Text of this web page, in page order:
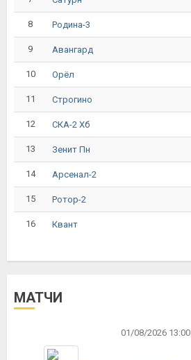
8 Родина-3
9 Авангард
10 Орёл
11 Строгино
12 СКА-2 Хб
13 Зенит Пн
14 Арсенал-2
15 Ротор-2
16 Квант
МАТЧИ
01/08/2026 13:00